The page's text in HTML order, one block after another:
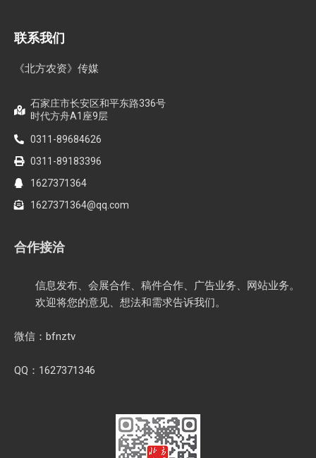
联系我们
《北方农资》传媒
石家庄市长安区和平东路336号
时代方舟A1座9层
0311-89684626
0311-89183396
1627371364
1627371364@qq.com
合作接洽
信息发布、会展合作、稿件合作、广告业务、网站业务。
欢迎将您的意见、想法和需求告诉我们。
微信：bfnztv
QQ：1627371346